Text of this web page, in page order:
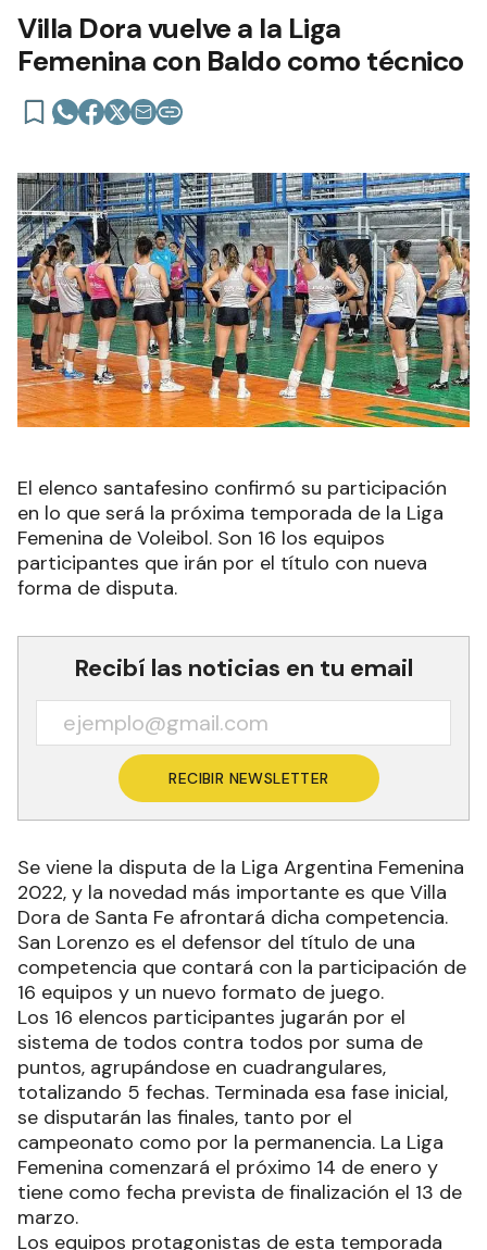
Villa Dora vuelve a la Liga
Femenina con Baldo como técnico
El elenco santafesino confirmó su participación
en lo que será la próxima temporada de la Liga
Femenina de Voleibol. Son 16 los equipos
participantes que irán por el título con nueva
forma de disputa.
Recibí las noticias en tu email
RECIBIR NEWSLETTER
Se viene la disputa de la Liga Argentina Femenina
2022, y la novedad más importante es que Villa
Dora de Santa Fe afrontará dicha competencia.
San Lorenzo es el defensor del título de una
competencia que contará con la participación de
16 equipos y un nuevo formato de juego.
Los 16 elencos participantes jugarán por el
sistema de todos contra todos por suma de
puntos, agrupándose en cuadrangulares,
totalizando 5 fechas. Terminada esa fase inicial,
se disputarán las finales, tanto por el
campeonato como por la permanencia. La Liga
Femenina comenzará el próximo 14 de enero y
tiene como fecha prevista de finalización el 13 de
marzo.
Los equipos protagonistas de esta temporada